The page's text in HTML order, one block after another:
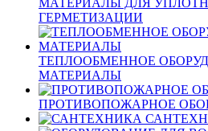
ГЕРМЕТИЗАЦИИ
ТЕПЛООБМЕННОЕ
МАТЕРИАЛЫ
ПРОТИВОПОЖАРНОЕ